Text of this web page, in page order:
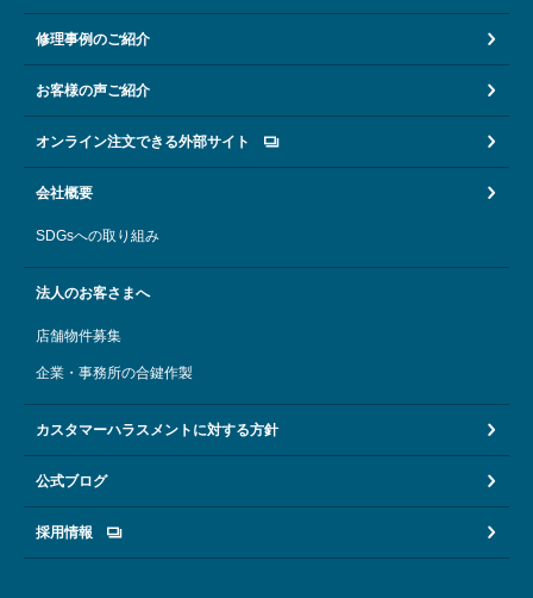
修理事例のご紹介
お客様の声ご紹介
オンライン注文できる外部サイト
会社概要
SDGsへの取り組み
法人のお客さまへ
店舗物件募集
企業・事務所の合鍵作製
カスタマーハラスメントに対する方針
公式ブログ
採用情報